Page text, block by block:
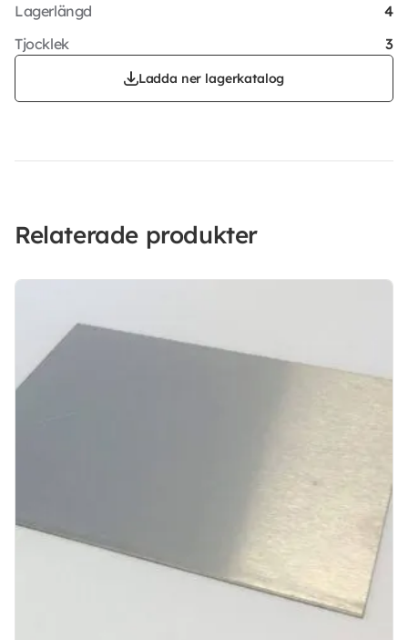
Lagerlängd
4
Tjocklek
3
Ladda ner lagerkatalog
Relaterade produkter